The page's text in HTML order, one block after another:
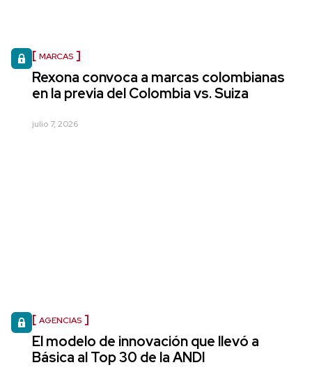
MARCAS
Rexona convoca a marcas colombianas
en la previa del Colombia vs. Suiza
julio 7, 2026
AGENCIAS
El modelo de innovación que llevó a
Básica al Top 30 de la ANDI